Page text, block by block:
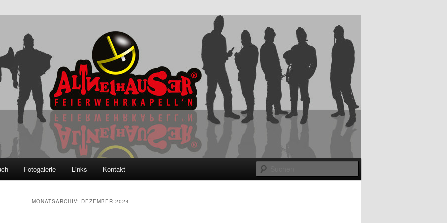
Feierwehrkapell'n
Fotogalerie Links Kontakt
MONATSARCHIV: DEZEMBER 2024